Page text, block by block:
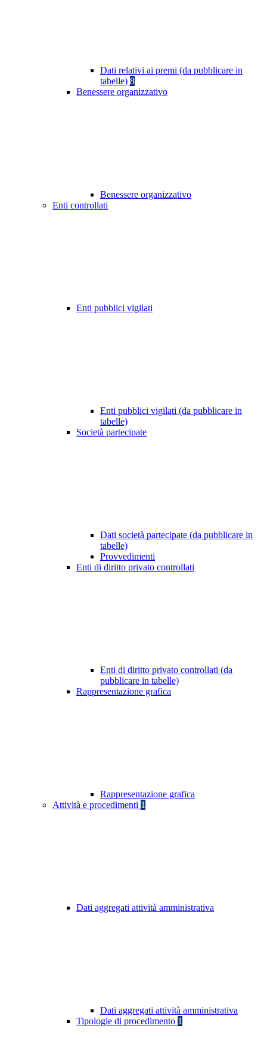
Dati relativi ai premi (da pubblicare in
tabelle) 8
Benessere organizzativo
Benessere organizzativo
Enti controllati
Enti pubblici vigilati
Enti pubblici vigilati (da pubblicare in
tabelle)
Società partecipate
Dati società partecipate (da pubblicare in
tabelle)
Provvedimenti
Enti di diritto privato controllati
Enti di diritto privato controllati (da
pubblicare in tabelle)
Rappresentazione grafica
Rappresentazione grafica
Attività e procedimenti 1
Dati aggregati attività amministrativa
Dati aggregati attività amministrativa
Tipologie di procedimento 1